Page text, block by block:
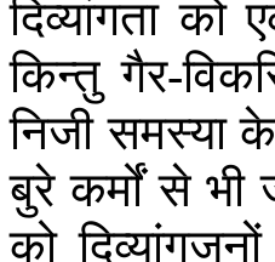
दिव्यांगता को
किन्तु गैर-
निजी समस्या के
बुरे कर्मों से भी
को दिव्यांगजनों